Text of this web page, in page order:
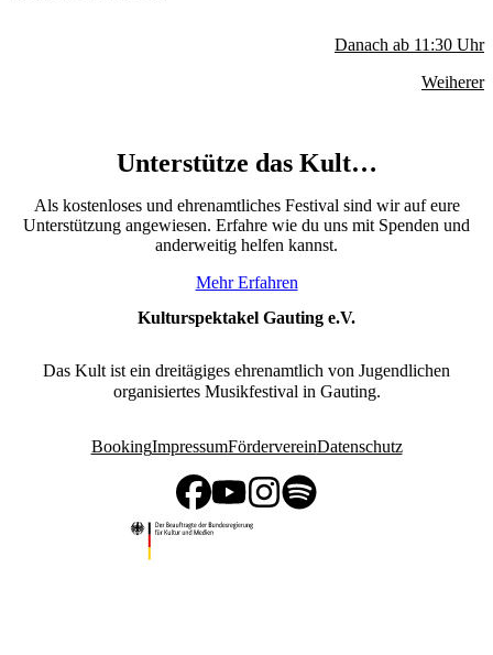
Danach ab 11:30 Uhr
Weiherer
Unterstütze das Kult…
Als kostenloses und ehrenamtliches Festival sind wir auf eure
Unterstützung angewiesen. Erfahre wie du uns mit Spenden und
anderweitig helfen kannst.
Mehr Erfahren
Kulturspektakel Gauting e.V.
Das Kult ist ein dreitägiges ehrenamtlich von Jugendlichen
organisiertes Musikfestival in Gauting.
BookingImpressumFördervereinDatenschutz